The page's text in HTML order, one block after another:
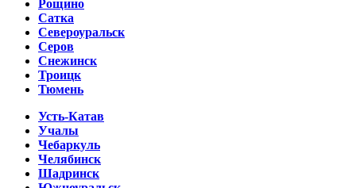
Рощино
Сатка
Североуральск
Серов
Снежинск
Троицк
Тюмень
Усть-Катав
Учалы
Чебаркуль
Челябинск
Шадринск